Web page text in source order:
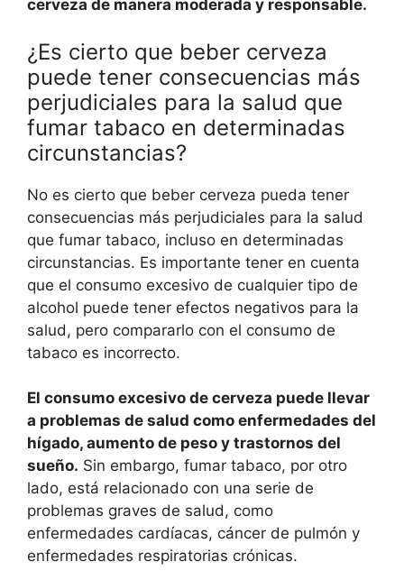
cerveza de manera moderada y responsable.
¿Es cierto que beber cerveza
puede tener consecuencias más
perjudiciales para la salud que
fumar tabaco en determinadas
circunstancias?
No es cierto que beber cerveza pueda tener
consecuencias más perjudiciales para la salud
que fumar tabaco, incluso en determinadas
circunstancias. Es importante tener en cuenta
que el consumo excesivo de cualquier tipo de
alcohol puede tener efectos negativos para la
salud, pero compararlo con el consumo de
tabaco es incorrecto.
El consumo excesivo de cerveza puede llevar
a problemas de salud como enfermedades del
hígado, aumento de peso y trastornos del
sueño. Sin embargo, fumar tabaco, por otro
lado, está relacionado con una serie de
problemas graves de salud, como
enfermedades cardíacas, cáncer de pulmón y
enfermedades respiratorias crónicas.